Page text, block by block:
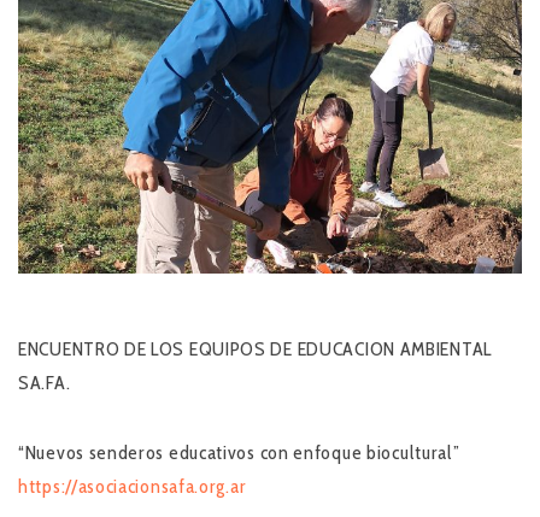
ENCUENTRO DE LOS EQUIPOS DE EDUCACION AMBIENTAL
SA.FA.
“Nuevos senderos educativos con enfoque biocultural”
https://asociacionsafa.org.ar